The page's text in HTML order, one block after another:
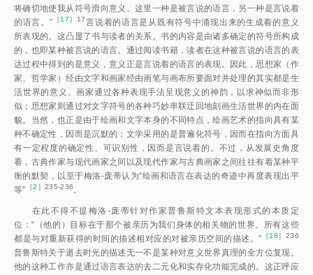
将确切地使我从符号滑向意义。这里一种是被言说的语言，另一种是言说着
的语言。 ” ［17］17言说着的语言是从既有符号中涌现出来的生成着的意义
所表现的。这凸显了书与读者的关系。书的内容是由诸多确定的符号所构成
的，也即某种被言说的语言。通过阅读书籍，读者在这种被言说的语言的表
达过程中得到的是意义，意义正是言说着的语言的表现。因此，思想家（作
家、哲学家）经由文字和画家经由画笔与画布所要面对并处理的其实都是生
活世界的意义。画家通过各种表现手法呈现意义的神韵，以求神似而非形
似；思想家则通过对文字符号的各种巧妙串联迂回地刻画生活世界的内在面
貌。当然，也正是由于绘画和文字本身的不同特点，绘画艺术的指向具有某
种不确定性，因而是沉默的；文学采用的是普遍化符号，因而在指向方面具
有一定程度的确定性、可识别性，因而是言说着的。不过，从发展史角度
看，古典作家与现代画家之间以及现代作家与古典画家之间往往有着某种平
衡的默契，以至于梅洛-庞蒂认为“绘画和语言在表达的奇迹中再度表现出平
等” ［2 ］235-236。
在此不得不提梅洛-庞蒂针对作家普鲁斯特文本表现形式的本质定
位：“（他的）目标在于那个被亲历为我们身体的相关物的世界。所有这些
都是与对重新获得的时间的描述相对应的对被亲历空间的描述。” ［18］236
普鲁斯特关于逝去时光的描述无一不是某种对意义世界真理的全方位复现。
他的这种工作亦是通过语言表达的去二元化和实存化功能完成的。这正呼应